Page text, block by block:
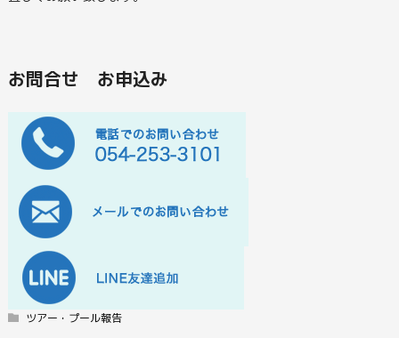
お問合せ お申込み
ツアー・プール報告